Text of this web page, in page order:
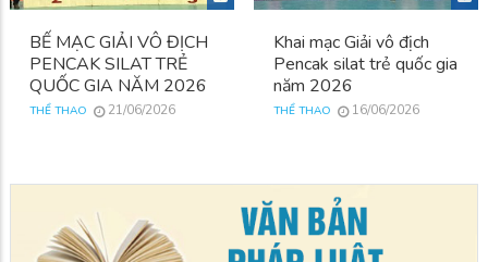
BẾ MẠC GIẢI VÔ ĐỊCH
PENCAK SILAT TRẺ
QUỐC GIA NĂM 2026
THỂ THAO 21/06/2026
Khai mạc Giải vô địch
Pencak silat trẻ quốc gia
năm 2026
THỂ THAO 16/06/2026